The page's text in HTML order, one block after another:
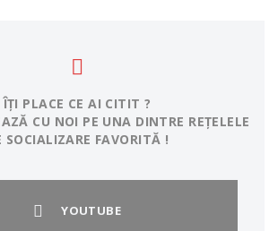
ÎȚI PLACE CE AI CITIT ?
CU NOI PE UNA DINTRE REȚELELE
SOCIALIZARE FAVORITĂ !
YOUTUBE